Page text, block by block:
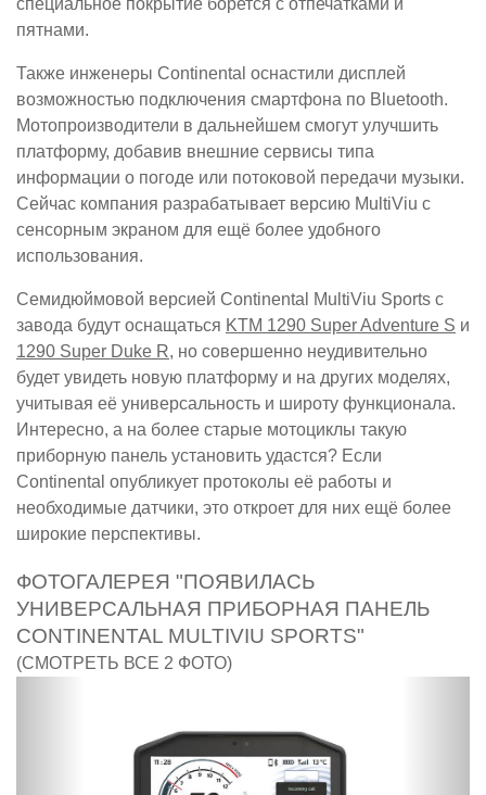
пятнами.
Также инженеры Continental оснастили дисплей
возможностью подключения смартфона по Bluetooth.
Мотопроизводители в дальнейшем смогут улучшить
платформу, добавив внешние сервисы типа
информации о погоде или потоковой передачи музыки.
Сейчас компания разрабатывает версию MultiViu с
сенсорным экраном для ещё более удобного
использования.
Семидюймовой версией Continental MultiViu Sports с
завода будут оснащаться KTM 1290 Super Adventure S и
1290 Super Duke R, но совершенно неудивительно
будет увидеть новую платформу и на других моделях,
учитывая её универсальность и широту функционала.
Интересно, а на более старые мотоциклы такую
приборную панель установить удастся? Если
Continental опубликует протоколы её работы и
необходимые датчики, это откроет для них ещё более
широкие перспективы.
ФОТОГАЛЕРЕЯ "ПОЯВИЛАСЬ
УНИВЕРСАЛЬНАЯ ПРИБОРНАЯ ПАНЕЛЬ
CONTINENTAL MULTIVIU SPORTS"
(СМОТРЕТЬ ВСЕ 2 ФОТО)